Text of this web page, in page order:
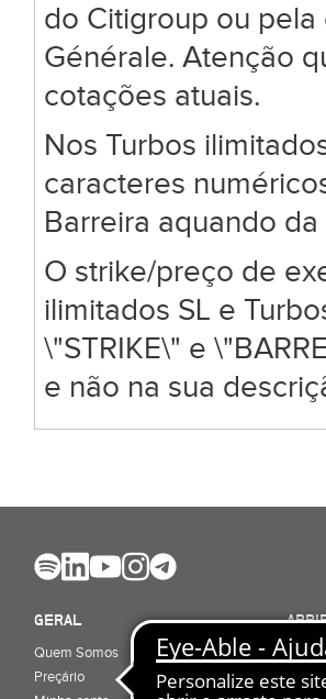
do Citigroup ou
Générale. Atenção
cotações atuais.
Nos Turbos
caracteres
Barreira aquando
O strike/preço de
ilimitados SL e
\"STRIKE\" e
e não na sua
GERAL
Quem Somos
Preçário